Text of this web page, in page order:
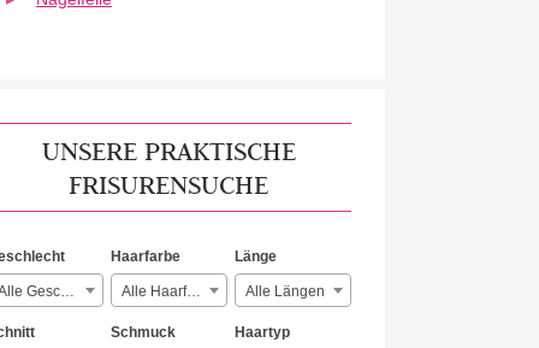
UNSERE PRAKTISCHE
FRISURENSUCHE
Alle Geschlechter
Haarfarbe
Alle Haarfarben
Länge
Alle Längen
Schmuck Haartyp